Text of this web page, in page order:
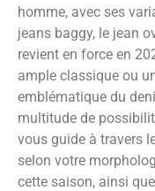
homme, avec ses
jeans baggy, le jean
revient en force en
ample classique ou
emblématique du
multitude de
vous guide à travers
selon votre
cette saison, ainsi